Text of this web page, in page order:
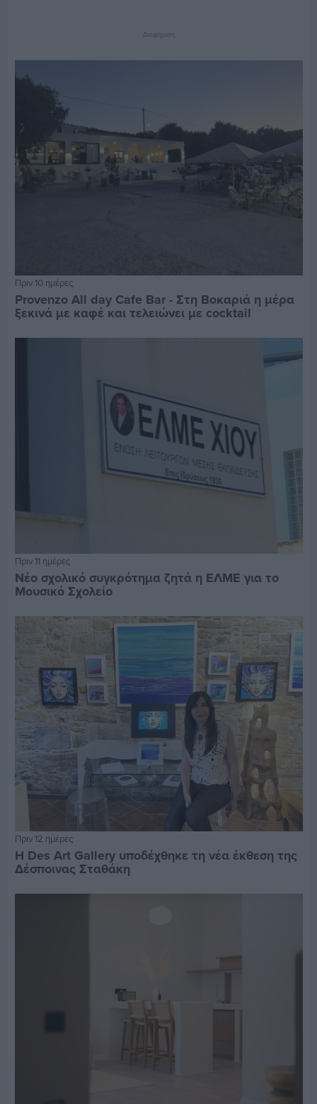
Διαφήμιση
Πριν 10 ημέρες
Provenzo All day Cafe Bar - Στη Βοκαριά η μέρα
ξεκινά με καφέ και τελειώνει με cocktail
Πριν 11 ημέρες
Νέο σχολικό συγκρότημα ζητά η ΕΛΜΕ για το
Μουσικό Σχολείο
Πριν 12 ημέρες
Η Des Art Gallery υποδέχθηκε τη νέα έκθεση της
Δέσποινας Σταθάκη